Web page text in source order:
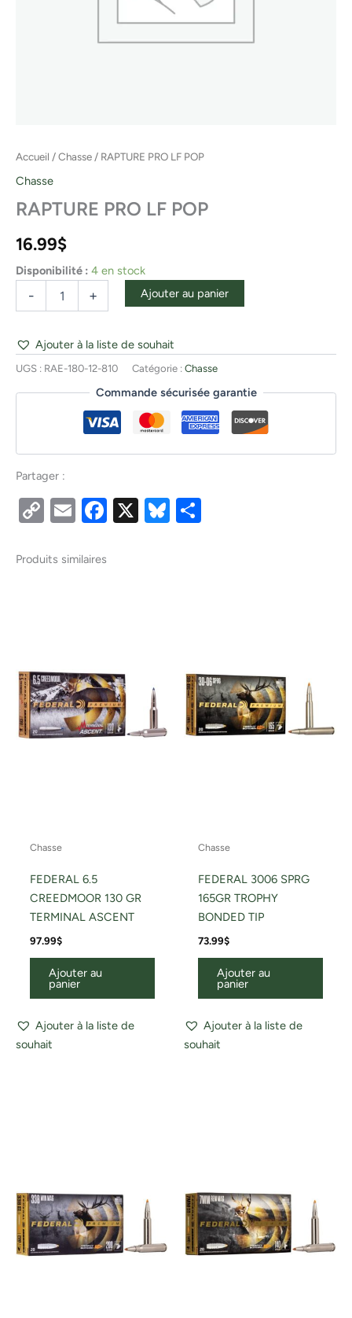
Accueil /Chasse / RAPTURE PRO LF POP
Chasse
RAPTURE PRO LF POP
16.99$
Disponibilité : 4 en stock
- + Ajouter au panier
Ajouter à la liste de souhait
UGS : RAE-180-12-810 Catégorie : Chasse
Commande sécurisée garantie
Partager :
CopyEmailFacebook
X Bluesky
Produits similaires
Chasse
FEDERAL 6.5
CREEDMOOR 130 GR
TERMINAL ASCENT
97.99$
Ajouter au
panier
Ajouter à la liste de
souhait
Chasse
FEDERAL 3006 SPRG
165GR TROPHY
BONDED TIP
73.99$
Ajouter au
panier
Ajouter à la liste de
souhait